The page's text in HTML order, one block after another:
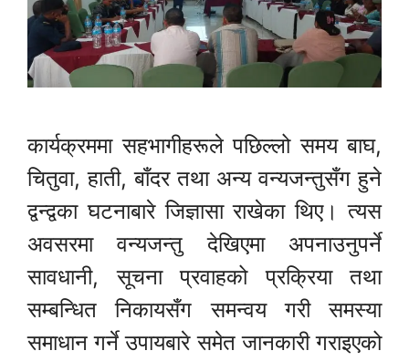
कार्यक्रममा सहभागीहरूले पछिल्लो समय बाघ,
चितुवा, हाती, बाँदर तथा अन्य वन्यजन्तुसँग हुने
द्वन्द्वका घटनाबारे जिज्ञासा राखेका थिए। त्यस
अवसरमा वन्यजन्तु देखिएमा अपनाउनुपर्ने
सावधानी, सूचना प्रवाहको प्रक्रिया तथा
सम्बन्धित निकायसँग समन्वय गरी समस्या
समाधान गर्ने उपायबारे समेत जानकारी गराइएको